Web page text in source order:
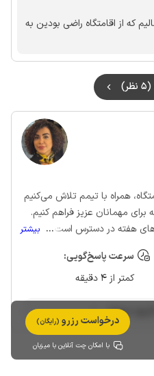
که از اقامتگاه راضی بودین به
همراه با تیمم تلاش می‌کنیم
مهمانان عزیز فراهم کنیم.
تمام روزهای هفته در دسترس است تا هر
... بیشتر
سرعت پاسخ‌گویی:
کمتر از 4 دقیقه
میزبان
درخواست رزرو (رایگان)
با امکان چت آنلاین با میزبان